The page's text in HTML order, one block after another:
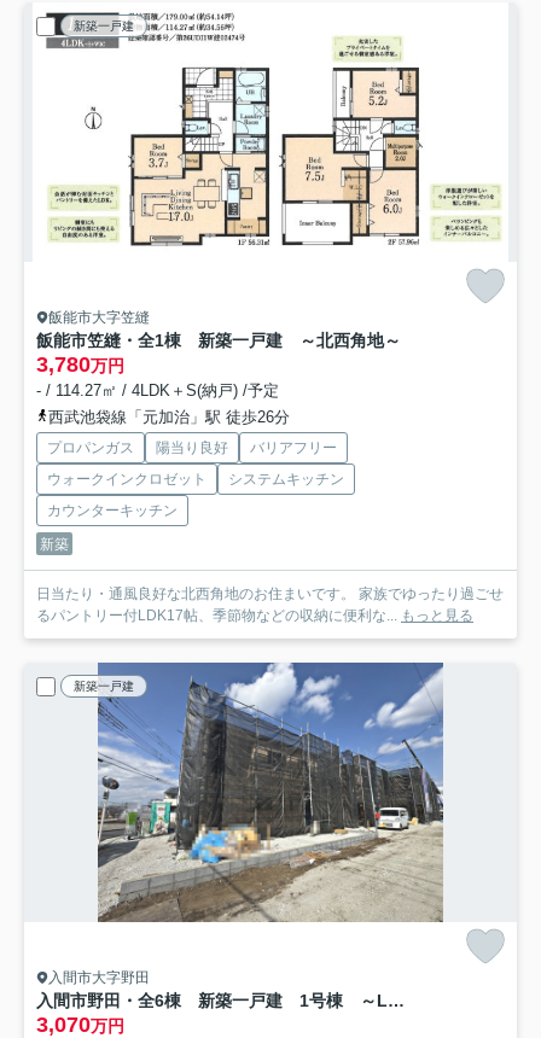
新築一戸建
飯能市大字笠縫
飯能市笠縫・全1棟 新築一戸建 ～北西角地～
3,780万円
- / 114.27㎡ / 4LDK＋S(納戸) /予定
西武池袋線「元加治」駅 徒歩26分
プロパンガス 陽当り良好
バリアフリー
ウォークインクロゼット
システムキッチン
カウンターキッチン
新築
日当たり・通風良好な北西角地のお住まいです。 家族でゆったり過ごせ
るパントリー付LDK17帖、季節物などの収納に便利な...
もっと見る
新築一戸建
入間市大字野田
入間市野田・全6棟 新築一戸建 1号棟 ～LDK15帖～
3,070万円